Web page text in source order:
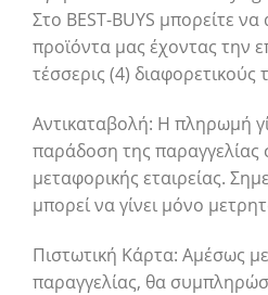
Στο BEST-BUYS μπορείτε
προϊόντα μας έχοντας την
τέσσερις (4) διαφορετικούς
Αντικαταβολή: Η πληρωμή
παράδοση της παραγγελίας
μεταφορικής εταιρείας.
μπορεί να γίνει μόνο
Πιστωτική Κάρτα: Αμέσως
παραγγελίας, θα